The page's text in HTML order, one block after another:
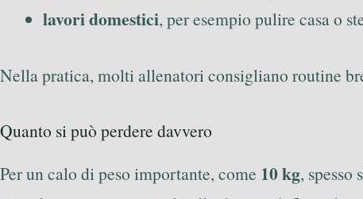
lavori domestici, per esempio pulire casa o
Nella pratica, molti allenatori consigliano routine
Quanto si può perdere davvero
Per un calo di peso importante, come 10 kg,